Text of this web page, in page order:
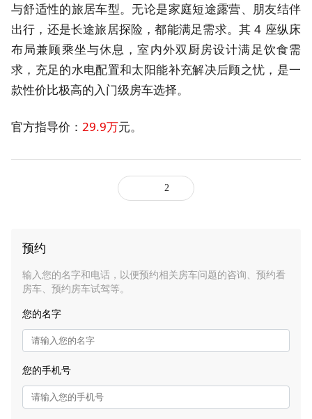
与舒适性的旅居车型。无论是家庭短途露营、朋友结伴
出行，还是长途旅居探险，都能满足需求。其 4 座纵床
布局兼顾乘坐与休息，室内外双厨房设计满足饮食需
求，充足的水电配置和太阳能补充解决后顾之忧，是一
款性价比极高的入门级房车选择。
官方指导价： 29.9万元。
2
预约
输入您的名字和电话，以便预约相关房车问题的咨询、预约看
房车、预约房车试驾等。
您的名字
您的手机号